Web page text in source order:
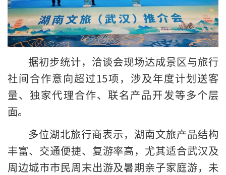
据初步统计，洽谈会现场达成景区与旅行
社间合作意向超过15项，涉及年度计划送客
量、独家代理合作、联名产品开发等多个层
面。
多位湖北旅行商表示，湖南文旅产品结构
丰富、交通便捷、复游率高，尤其适合武汉及
周边城市市民周末出游及暑期亲子家庭游，未